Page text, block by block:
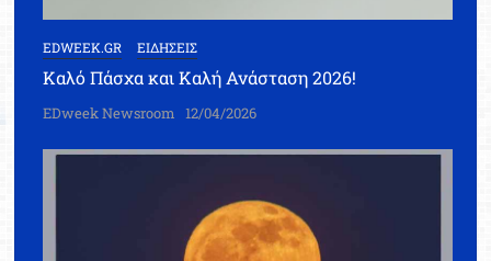
EDWEEK.GR ΕΙΔΗΣΕΙΣ
Καλό Πάσχα και Καλή Ανάσταση 2026!
EDweek Newsroom 12/04/2026